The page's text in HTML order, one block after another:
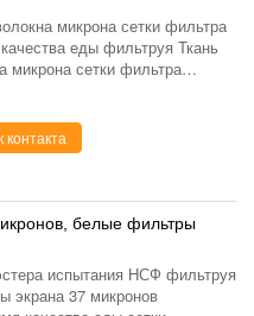
микрона сетки фильтра
еды фильтруя Ткань
микрона сетки фильтра
экра...
белые фильтры
испытания НСФ фильтруя
экрана 37 микронов